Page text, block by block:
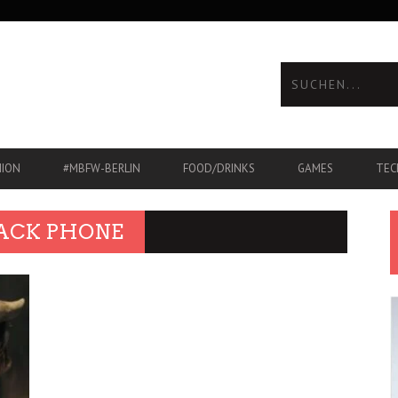
#MBFW-BERLIN FOOD/DRINKS GAMES
PHONE